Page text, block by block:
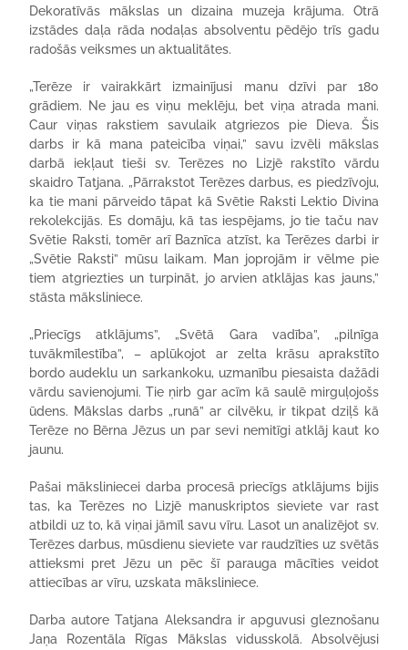
Dekoratīvās mākslas un dizaina muzeja krājuma. Otrā
izstādes daļa rāda nodaļas absolventu pēdējo trīs gadu
radošās veiksmes un aktualitātes.
„Terēze ir vairakkārt izmainījusi manu dzīvi par 180
grādiem. Ne jau es viņu meklēju, bet viņa atrada mani.
Caur viņas rakstiem savulaik atgriezos pie Dieva. Šis
darbs ir kā mana pateicība viņai,” savu izvēli mākslas
darbā iekļaut tieši sv. Terēzes no Lizjē rakstīto vārdu
skaidro Tatjana. „Pārrakstot Terēzes darbus, es piedzīvoju,
ka tie mani pārveido tāpat kā Svētie Raksti Lektio Divina
rekolekcijās. Es domāju, kā tas iespējams, jo tie taču nav
Svētie Raksti, tomēr arī Baznīca atzīst, ka Terēzes darbi ir
„Svētie Raksti” mūsu laikam. Man joprojām ir vēlme pie
tiem atgriezties un turpināt, jo arvien atklājas kas jauns,”
stāsta māksliniece.
„Priecīgs atklājums”, „Svētā Gara vadība”, „pilnīga
tuvākmīlestība”, – aplūkojot ar zelta krāsu aprakstīto
bordo audeklu un sarkankoku, uzmanību piesaista dažādi
vārdu savienojumi. Tie ņirb gar acīm kā saulē mirguļojošs
ūdens. Mākslas darbs „runā” ar cilvēku, ir tikpat dziļš kā
Terēze no Bērna Jēzus un par sevi nemitīgi atklāj kaut ko
jaunu.
Pašai māksliniecei darba procesā priecīgs atklājums bijis
tas, ka Terēzes no Lizjē manuskriptos sieviete var rast
atbildi uz to, kā viņai jāmīl savu vīru. Lasot un analizējot sv.
Terēzes darbus, mūsdienu sieviete var raudzīties uz svētās
attieksmi pret Jēzu un pēc šī parauga mācīties veidot
attiecības ar vīru, uzskata māksliniece.
Darba autore Tatjana Aleksandra ir apguvusi gleznošanu
Jaņa Rozentāla Rīgas Mākslas vidusskolā. Absolvējusi